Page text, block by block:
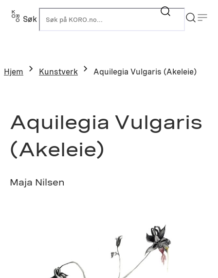
Hopp
Søk
Hjem Kunstverk Aquilegia Vulgaris (Akeleie)
Aquilegia Vulgaris
(Akeleie)
Maja Nilsen